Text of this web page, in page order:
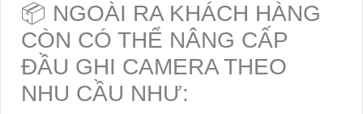
📦 NGOÀI RA KHÁCH HÀNG
CÒN CÓ THỂ NÂNG CẤP
ĐẦU GHI CAMERA THEO
NHU CẦU NHƯ: